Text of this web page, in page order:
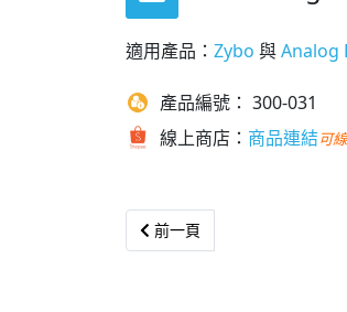
適用產品： Zybo 與Analog
產品編號： 300-031
線上商店： 商品連結可
Previous article: 5V 4A
前一頁